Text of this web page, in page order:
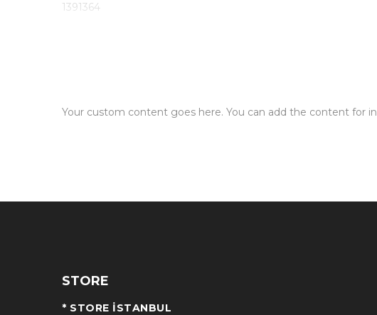
1391364
Your custom content goes here. You can add the content for
STORE
* STORE İSTANBUL